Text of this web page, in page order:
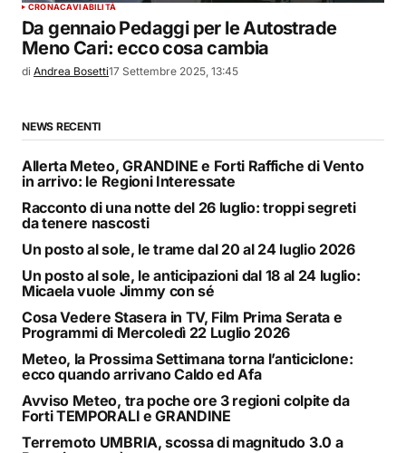
CRONACAVIABILITÀ
Da gennaio Pedaggi per le Autostrade
Meno Cari: ecco cosa cambia
di Andrea Bosetti17 Settembre 2025, 13:45
NEWS RECENTI
Allerta Meteo, GRANDINE e Forti Raffiche di Vento
in arrivo: le Regioni Interessate
Racconto di una notte del 26 luglio: troppi segreti
da tenere nascosti
Un posto al sole, le trame dal 20 al 24 luglio 2026
Un posto al sole, le anticipazioni dal 18 al 24 luglio:
Micaela vuole Jimmy con sé
Cosa Vedere Stasera in TV, Film Prima Serata e
Programmi di Mercoledì 22 Luglio 2026
Meteo, la Prossima Settimana torna l’anticiclone:
ecco quando arrivano Caldo ed Afa
Avviso Meteo, tra poche ore 3 regioni colpite da
Forti TEMPORALI e GRANDINE
Terremoto UMBRIA, scossa di magnitudo 3.0 a